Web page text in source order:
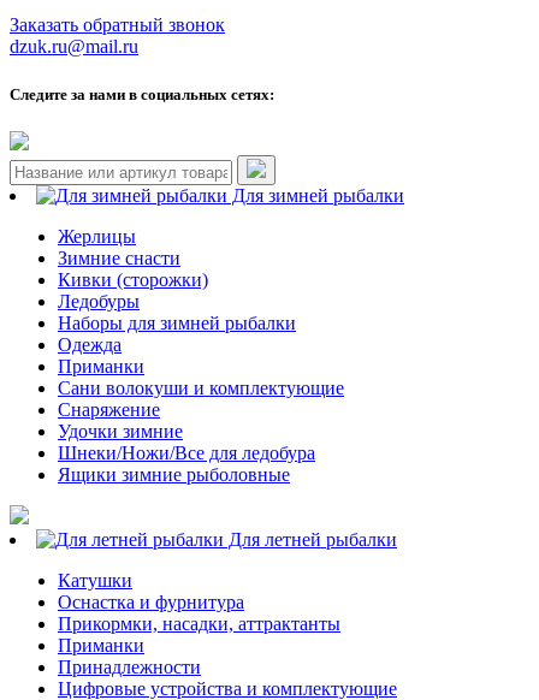
Заказать обратный звонок
dzuk.ru@mail.ru
Следите за нами в социальных сетях:
Для зимней рыбалки
Жерлицы
Зимние снасти
Кивки (сторожки)
Ледобуры
Наборы для зимней рыбалки
Одежда
Приманки
Сани волокуши и комплектующие
Снаряжение
Удочки зимние
Шнеки/Ножи/Все для ледобура
Ящики зимние рыболовные
Для летней рыбалки
Катушки
Оснастка и фурнитура
Прикормки, насадки, аттрактанты
Приманки
Принадлежности
Цифровые устройства и комплектующие